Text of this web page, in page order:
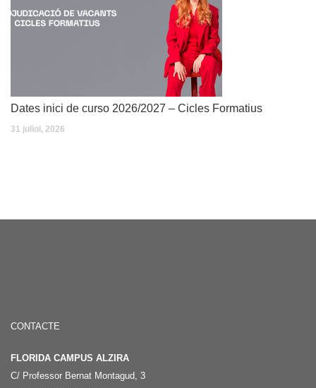
Dates inici de curso 2026/2027 – Cicles Formatius
31 juliol, 2026
CONTACTE
FLORIDA CAMPUS ALZIRA
C/ Professor Bernat Montagud, 3